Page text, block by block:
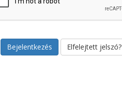
Elfelejtett jelszó?